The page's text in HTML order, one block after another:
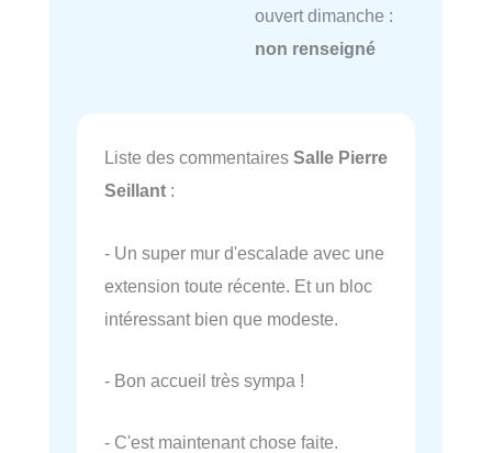
ouvert dimanche :
non renseigné
Liste des commentaires Salle Pierre
Seillant :
- Un super mur d'escalade avec une
extension toute récente. Et un bloc
intéressant bien que modeste.
- Bon accueil très sympa !
- C'est maintenant chose faite.